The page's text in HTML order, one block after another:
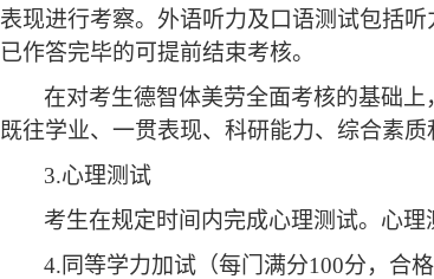
表现进行考察。外语听力及口语测试包括
已作答完毕的可提前结束考核。
在对考生德智体美劳全面考核的基础
既往学业、一贯表现、科研能力、综合素质
3.心理测试
考生在规定时间内完成心理测试。心
4. 同等学力加试（每门满分100分，合